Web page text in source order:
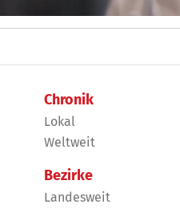
Chronik
Lokal
Weltweit
Bezirke
Landesweit